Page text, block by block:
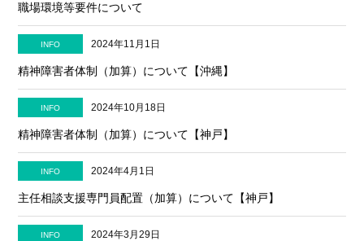
職場環境等要件について
INFO 2024年11月1日
精神障害者体制（加算）について【沖縄】
INFO 2024年10月18日
精神障害者体制（加算）について【神戸】
INFO 2024年4月1日
主任相談支援専門員配置（加算）について【神戸】
INFO 2024年3月29日